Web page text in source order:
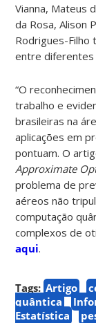
Vianna, Mateus
da Rosa, Alison
Rodrigues-Filho
entre diferentes
“O
trabalho e
brasileiras na
aplicações em
pontuam. O
Approximate
problema de
aéreos não
computação
complexos de
aqui.
Tags: Artigo
quântica
Estatística